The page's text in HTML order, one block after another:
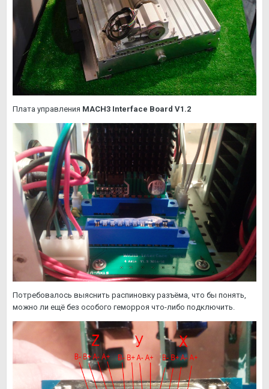
Плата управления MACH3 Interface Board V1.2
Потребовалось выяснить распиновку разъёма, что бы понять,
можно ли ещё без особого геморроя что-либо подключить.